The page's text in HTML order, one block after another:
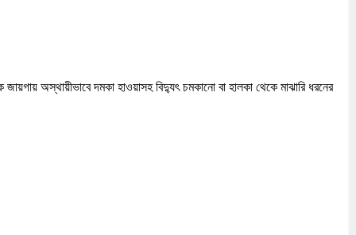
অস্থায়ীভাবে দমকা হাওয়াসহ বিদ্যুৎ চমকানো বা হালকা থেকে মাঝারি ধরনের